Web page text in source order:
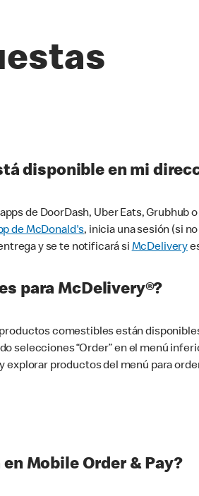
disponible en mi
de DoorDash, Uber Eats, Grubhub
de McDonald's, inicia una sesión (si
y se te notificará si McDelivery
para McDelivery®?
comestibles están
selecciones “Order” en el menú
explorar productos del menú para
Mobile Order & Pay?